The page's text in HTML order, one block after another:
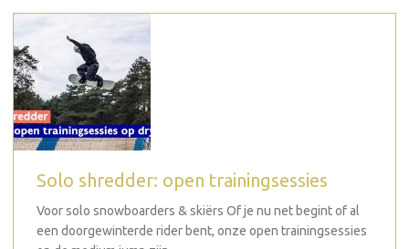
Solo shredder: open trainingsessies
Voor solo snowboarders & skiërs Of je nu net begint of al
een doorgewinterde rider bent, onze open trainingsessies